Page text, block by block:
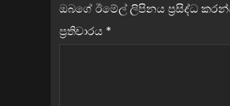
ඔබගේ ඊමේල් ලිපිනය ප්‍රසිද්ධ
ප්‍රතිචාරය *